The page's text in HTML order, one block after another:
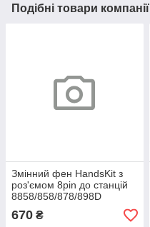
Подібні товари компанії
Змінний фен HandsKit з
роз'ємом 8pin до станцій
8858/858/878/898D
670 ₴